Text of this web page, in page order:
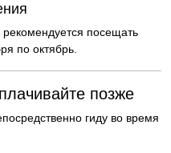
посещать
по октябрь.
позже
гиду во время